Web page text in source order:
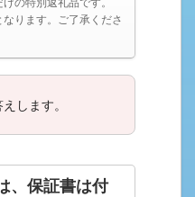
ります。ご了承くださ
します。
、保証書は付